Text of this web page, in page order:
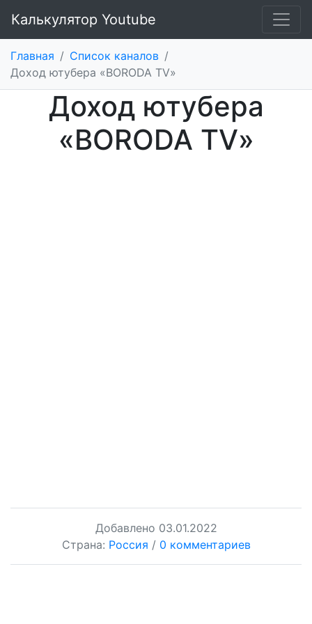
Калькулятор Youtube
Главная / Список каналов /
Доход ютубера «BORODA TV»
Доход ютубера
«BORODA TV»
Добавлено 03.01.2022
Страна: Россия / 0 комментариев